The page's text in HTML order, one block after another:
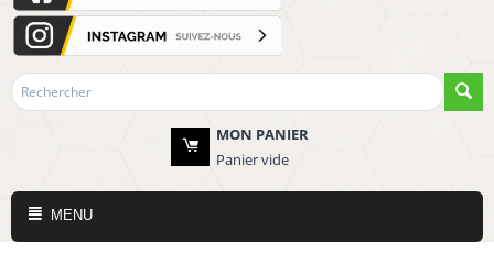
MON PANIER
Panier vide
MENU